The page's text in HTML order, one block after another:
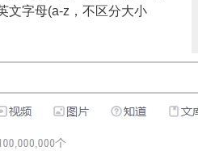
文字母(a-z，不区分大小